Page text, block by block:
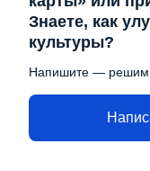
Знаете, как
культуры?
Напишите —